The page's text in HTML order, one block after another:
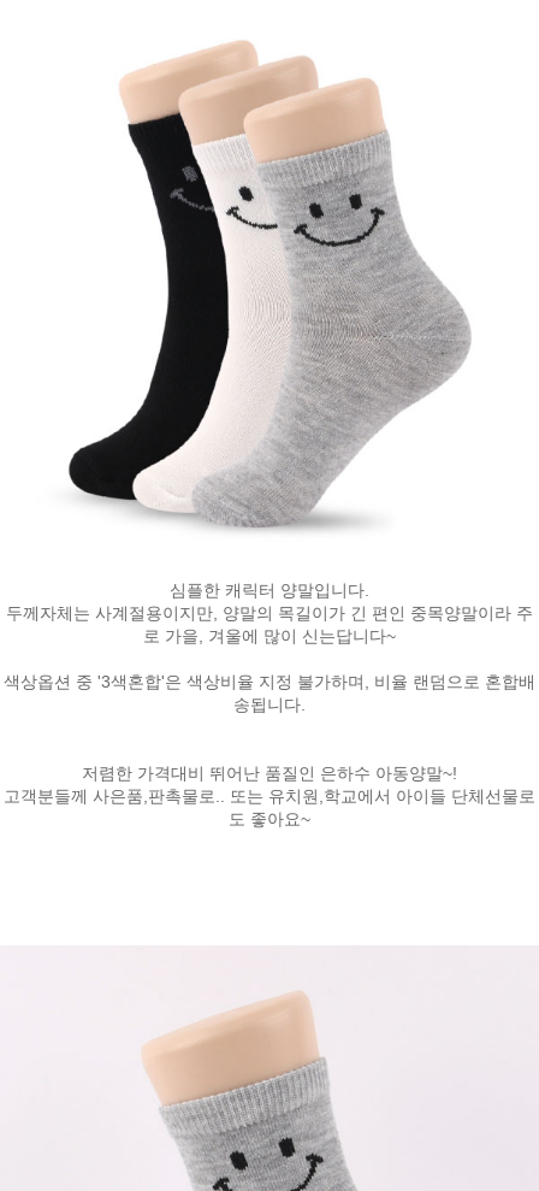
심플한 캐릭터 양말입니다.
두께자체는 사계절용이지만, 양말의 목길이가 긴 편인 중목양말이라 주
로 가을, 겨울에 많이 신는답니다~
색상옵션 중 '3색혼합'은 색상비율 지정 불가하며, 비율 랜덤으로 혼합배
송됩니다.
저렴한 가격대비 뛰어난 품질인 은하수 아동양말~!
고객분들께 사은품,판촉물로.. 또는 유치원,학교에서 아이들 단체선물로
도 좋아요~